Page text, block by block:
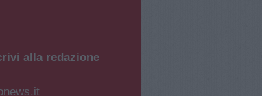
alla redazione